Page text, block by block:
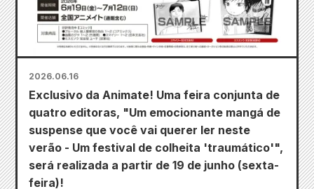
2026.06.16
Exclusivo da Animate! Uma feira conjunta de
quatro editoras, "Um emocionante mangá de
suspense que você vai querer ler neste
verão - Um festival de colheita 'traumático'",
será realizada a partir de 19 de junho (sexta-
feira)!